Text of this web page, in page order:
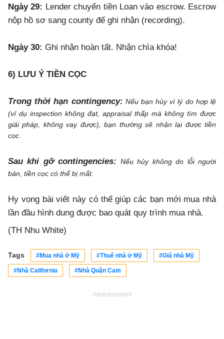
Ngày 29: Lender chuyển tiền Loan vào escrow. Escrow
nộp hồ sơ sang county để ghi nhận (recording).
Ngày 30: Ghi nhận hoàn tất. Nhận chìa khóa!
6) LƯU Ý TIỀN CỌC
Trong thời hạn contingency: Nếu bạn hủy vì lý do hợp lệ
(ví dụ inspection không đạt, appraisal thấp mà không tìm được
giải pháp, không vay được), bạn thường sẽ nhận lại được tiền
cọc.
Sau khi gỡ contingencies: Nếu hủy không do lỗi người
bán, tiền cọc có thể bị mất.
Hy vọng bài viết này có thể giúp các bạn mới mua nhà
lần đầu hình dung được bao quát quy trình mua nhà.
(TH Nhu White)
Tags #Mua nhà ở Mỹ #Thuê nhà ở Mỹ #Giá nhà Mỹ
#Nhà California #Nhà Quận Cam
Advertisement